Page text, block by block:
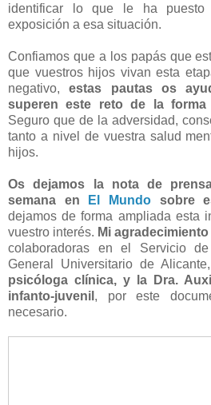
identificar lo que le ha
exposición a esa situación.
Confiamos que a los papás que
que vuestros hijos vivan esta
negativo,estas pautas os
superen este reto de la
Seguro que de la adversidad,
tanto a nivel de vuestra salud
hijos.
Os dejamos la nota de
semana en
El Mundo sobre
dejamos de forma ampliada esta
vuestro interés. Mi agradecimiento
colaboradoras en el Servicio
General Universitario de Alicante,
psicóloga clínica, y la Dra.
infanto-juvenil , por este
necesario.